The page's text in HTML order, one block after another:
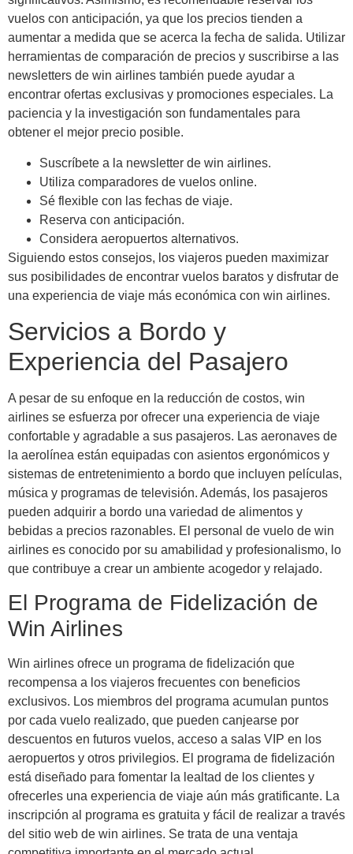
vuelos con anticipación, ya que los precios tienden a
aumentar a medida que se acerca la fecha de salida. Utilizar
herramientas de comparación de precios y suscribirse a las
newsletters de win airlines también puede ayudar a
encontrar ofertas exclusivas y promociones especiales. La
paciencia y la investigación son fundamentales para
obtener el mejor precio posible.
Suscríbete a la newsletter de win airlines.
Utiliza comparadores de vuelos online.
Sé flexible con las fechas de viaje.
Reserva con anticipación.
Considera aeropuertos alternativos.
Siguiendo estos consejos, los viajeros pueden maximizar
sus posibilidades de encontrar vuelos baratos y disfrutar de
una experiencia de viaje más económica con win airlines.
Servicios a Bordo y
Experiencia del Pasajero
A pesar de su enfoque en la reducción de costos, win
airlines se esfuerza por ofrecer una experiencia de viaje
confortable y agradable a sus pasajeros. Las aeronaves de
la aerolínea están equipadas con asientos ergonómicos y
sistemas de entretenimiento a bordo que incluyen películas,
música y programas de televisión. Además, los pasajeros
pueden adquirir a bordo una variedad de alimentos y
bebidas a precios razonables. El personal de vuelo de win
airlines es conocido por su amabilidad y profesionalismo, lo
que contribuye a crear un ambiente acogedor y relajado.
El Programa de Fidelización de
Win Airlines
Win airlines ofrece un programa de fidelización que
recompensa a los viajeros frecuentes con beneficios
exclusivos. Los miembros del programa acumulan puntos
por cada vuelo realizado, que pueden canjearse por
descuentos en futuros vuelos, acceso a salas VIP en los
aeropuertos y otros privilegios. El programa de fidelización
está diseñado para fomentar la lealtad de los clientes y
ofrecerles una experiencia de viaje aún más gratificante. La
inscripción al programa es gratuita y fácil de realizar a través
del sitio web de win airlines. Se trata de una ventaja